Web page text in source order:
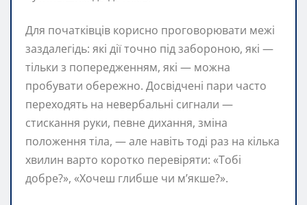
Для початківців корисно проговорювати межі
заздалегідь: які дії точно під забороною, які —
тільки з попередженням, які — можна
пробувати обережно. Досвідчені пари часто
переходять на невербальні сигнали —
стискання руки, певне дихання, зміна
положення тіла, — але навіть тоді раз на кілька
хвилин варто коротко перевіряти: «Тобі
добре?», «Хочеш глибше чи м’якше?».